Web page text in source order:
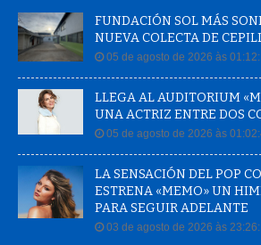
FUNDACIÓN SOL MÁS
NUEVA COLECTA DE
05 de agosto de 2026 às
LLEGA AL AUDITORIUM
UNA ACTRIZ ENTRE DOS
05 de agosto de 2026 às
LA SENSACIÓN DEL POP
ESTRENA «MEMO» UN
PARA SEGUIR ADELANTE
03 de agosto de 2026 às